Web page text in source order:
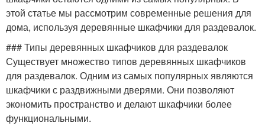
этой статье мы рассмотрим современные решения для
дома, используя деревянные шкафчики для раздевалок.
### Типы деревянных шкафчиков для раздевалок
Существует множество типов деревянных шкафчиков
для раздевалок. Одним из самых популярных являются
шкафчики с раздвижными дверями. Они позволяют
экономить пространство и делают шкафчики более
функциональными.